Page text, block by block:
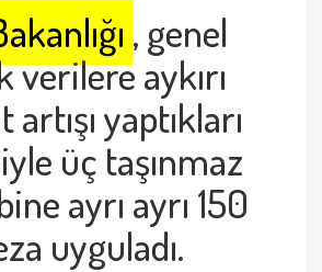
, genel
aykırı
yaptıkları
üç taşınmaz
ayrı ayrı 150
uyguladı.